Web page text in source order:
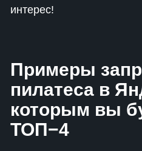
интерес!
Примеры
пилатеса в
которым вы
ТОП−4